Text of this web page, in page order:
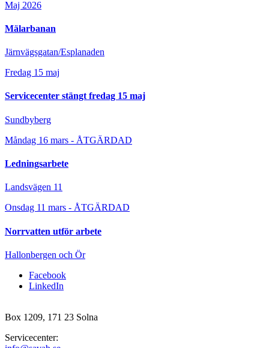
Maj 2026
Mälarbanan
Järnvägsgatan/Esplanaden
Fredag 15 maj
Servicecenter stängt fredag 15 maj
Sundbyberg
Måndag 16 mars - ÅTGÄRDAD
Ledningsarbete
Landsvägen 11
Onsdag 11 mars - ÅTGÄRDAD
Norrvatten utför arbete
Hallonbergen och Ör
Facebook
LinkedIn
Box 1209, 171 23 Solna
Servicecenter: